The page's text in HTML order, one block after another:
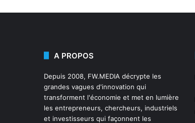
A PROPOS
Depuis 2008, FW.MEDIA décrypte les
grandes vagues d'innovation qui
transforment l'économie et met en lumière
les entrepreneurs, chercheurs, industriels
et investisseurs qui façonnent les